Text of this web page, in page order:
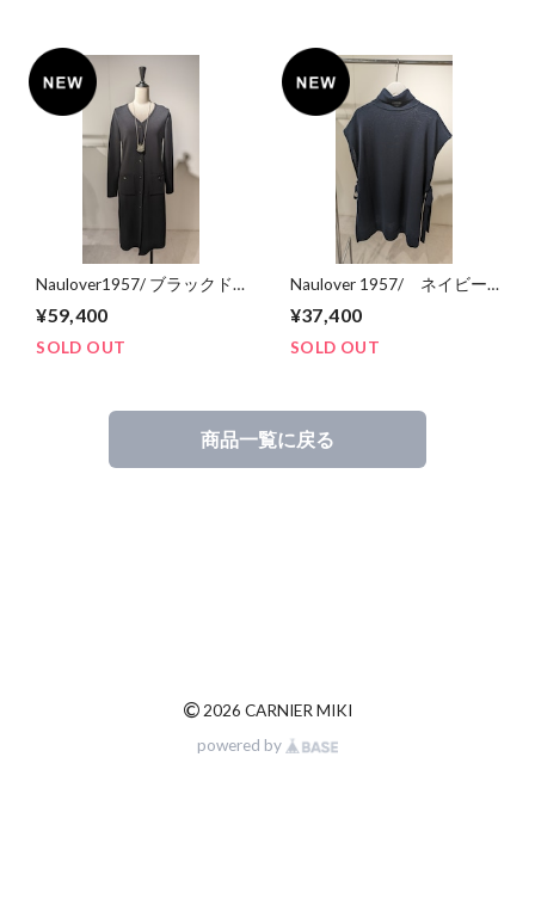
Naulover1957/ ブラックド
レス
¥59,400
SOLD OUT
Naulover 1957/ ネイビー
ポンチョ
¥37,400
SOLD OUT
商品一覧に戻る
© 2026 CARNIER MIKI
powered by